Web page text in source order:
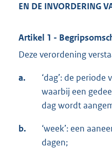
EN DE INVORDERING
Artikel 1 -
Deze verordening
a.
‘dag’: de
waarbij een
dag wordt
b.
‘week’: een
dagen;